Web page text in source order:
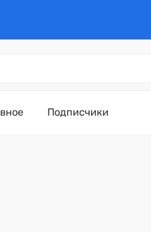
Подписчики